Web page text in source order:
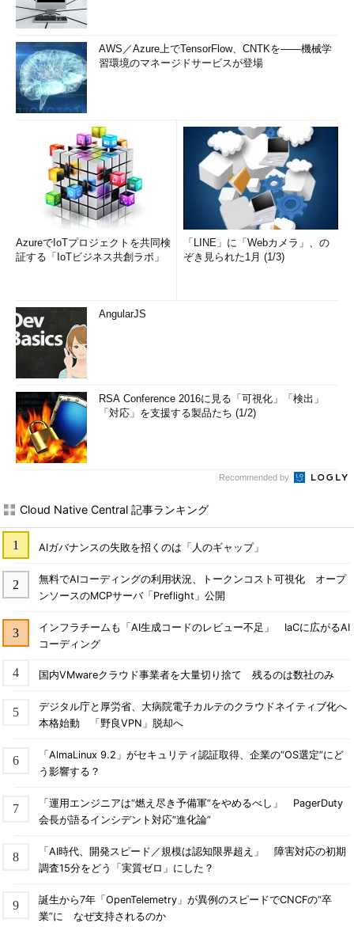
AWS／Azure上でTensorFlow、CNTKを――機械学
習環境のマネージドサービスが登場
AzureでIoTプロジェクトを共同検
証する「IoTビジネス共創ラボ」
「LINE」に「Webカメラ」、の
ぞき見られた1月 (1/3)
AngularJS
RSA Conference 2016に見る「可視化」「検出」
「対応」を支援する製品たち (1/2)
Recommended by
Cloud Native Central 記事ランキング
AIガバナンスの失敗を招くのは「人のギャップ」
無料でAIコーディングの利用状況、トークンコスト可視化 オープ
ンソースのMCPサーバ「Preflight」公開
インフラチームも「AI生成コードのレビュー不足」 IaCに広がるAI
コーディング
国内VMwareクラウド事業者を大量切り捨て 残るのは数社のみ
デジタル庁と厚労省、大病院電子カルテのクラウドネイティブ化へ
本格始動 「野良VPN」脱却へ
「AlmaLinux 9.2」がセキュリティ認証取得、企業の“OS選定”にど
う影響する？
「運用エンジニアは“燃え尽き予備軍”をやめるべし」 PagerDuty
会長が語るインシデント対応“進化論”
「AI時代、開発スピード／規模は認知限界超え」 障害対応の初期
調査15分をどう「実質ゼロ」にした？
誕生から7年「OpenTelemetry」が異例のスピードでCNCFの“卒
業”に なぜ支持されるのか